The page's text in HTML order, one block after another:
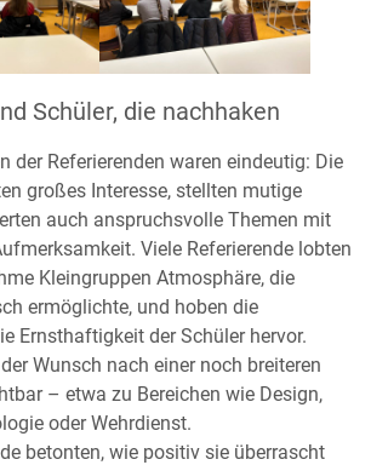
Schüler, die nachhaken
der Referierenden waren eindeutig: Die
großes Interesse, stellten mutige
auch anspruchsvolle Themen mit
Viele Referierende lobten
Kleingruppen Atmosphäre, die
ermöglichte, und hoben die
Ernsthaftigkeit der Schüler hervor.
Wunsch nach einer noch breiteren
– etwa zu Bereichen wie Design,
oder Wehrdienst.
betonten, wie positiv sie überrascht